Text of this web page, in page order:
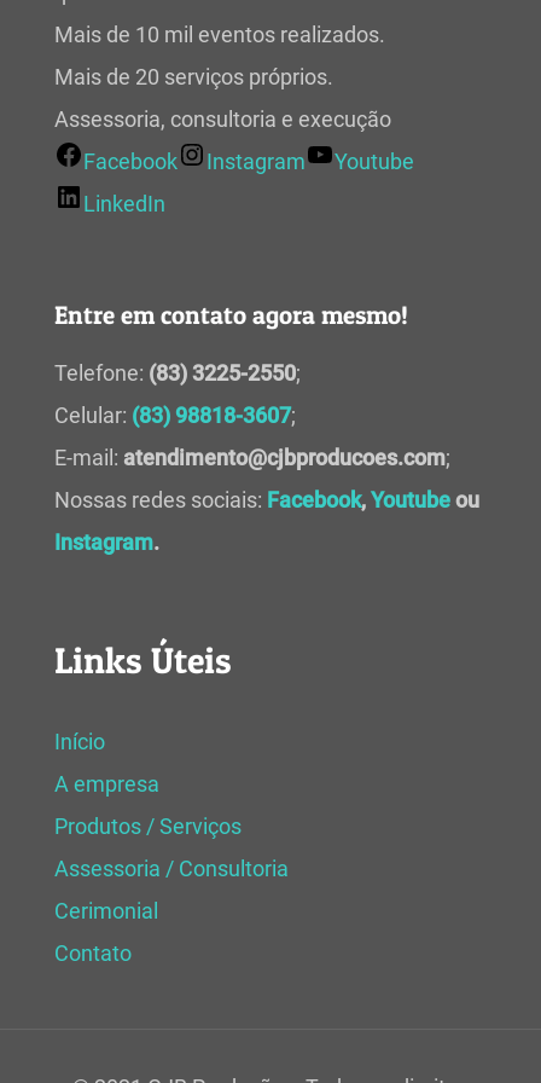
Mais de 10 mil eventos realizados.
Mais de 20 serviços próprios.
Assessoria, consultoria e execução
Facebook
Instagram
Youtube
LinkedIn
Entre em contato agora mesmo!
Telefone: (83) 3225-2550;
Celular: (83) 98818-3607;
E-mail: atendimento@cjbproducoes.com;
Nossas redes sociais: Facebook,Youtubeou
Instagram.
Links Úteis
Início
A empresa
Produtos / Serviços
Assessoria / Consultoria
Cerimonial
Contato